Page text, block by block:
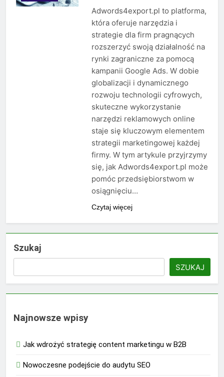
Adwords4export.pl to platforma,
która oferuje narzędzia i
strategie dla firm pragnących
rozszerzyć swoją działalność na
rynki zagraniczne za pomocą
kampanii Google Ads. W dobie
globalizacji i dynamicznego
rozwoju technologii cyfrowych,
skuteczne wykorzystanie
narzędzi reklamowych online
staje się kluczowym elementem
strategii marketingowej każdej
firmy. W tym artykule przyjrzymy
się, jak Adwords4export.pl może
pomóc przedsiębiorstwom w
osiągnięciu…
Czytaj więcej
Szukaj
SZUKAJ
Najnowsze wpisy
Jak wdrożyć strategię content marketingu w B2B
Nowoczesne podejście do audytu SEO